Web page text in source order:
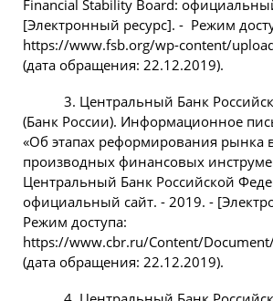
Financial Stability Board:
[Электронный ресурс]. - Режим
https://www.fsb.org/wp-content/
(дата обращения: 22.12.2019).
3. Центральный Банк
(Банк России). Информационное
«Об этапах реформирования рынка
производных финансовых
Центральный Банк Российской
официальный сайт. - 2019. -
Режим доступа:
https://www.cbr.ru/Content/
(дата обращения: 22.12.2019).